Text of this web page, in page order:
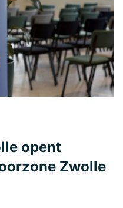
opent
Zwolle